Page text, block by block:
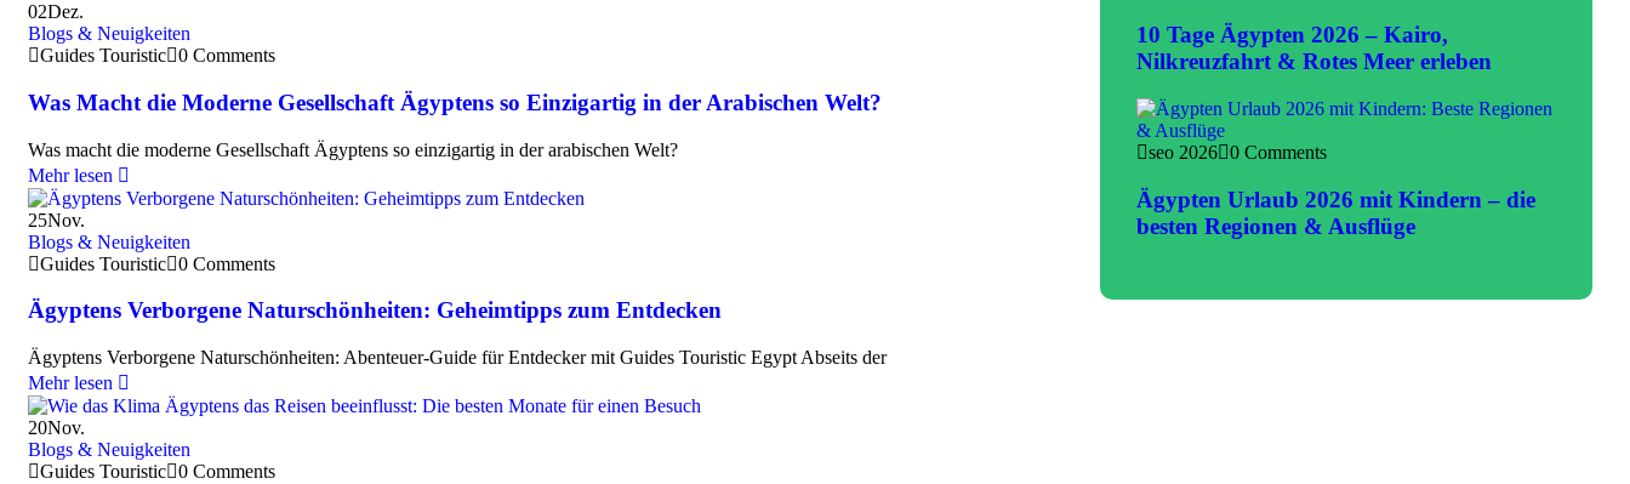
02Dez.
Blogs & Neuigkeiten
Guides Touristic 0 Comments
Was Macht die Moderne Gesellschaft Ägyptens so Einzigartig in der Arabischen Welt?
Was macht die moderne Gesellschaft Ägyptens so einzigartig in der arabischen Welt?
Mehr lesen
25Nov.
Blogs & Neuigkeiten
Guides Touristic 0 Comments
Ägyptens Verborgene Naturschönheiten: Geheimtipps zum Entdecken
Ägyptens Verborgene Naturschönheiten: Abenteuer-Guide für Entdecker mit Guides Touristic Egypt Abseits der
Mehr lesen
20Nov.
Blogs & Neuigkeiten
Guides Touristic 0 Comments
10 Tage Ägypten 2026 – Kairo,
Nilkreuzfahrt & Rotes Meer erleben
seo 2026 0 Comments
Ägypten Urlaub 2026 mit Kindern – die
besten Regionen & Ausflüge